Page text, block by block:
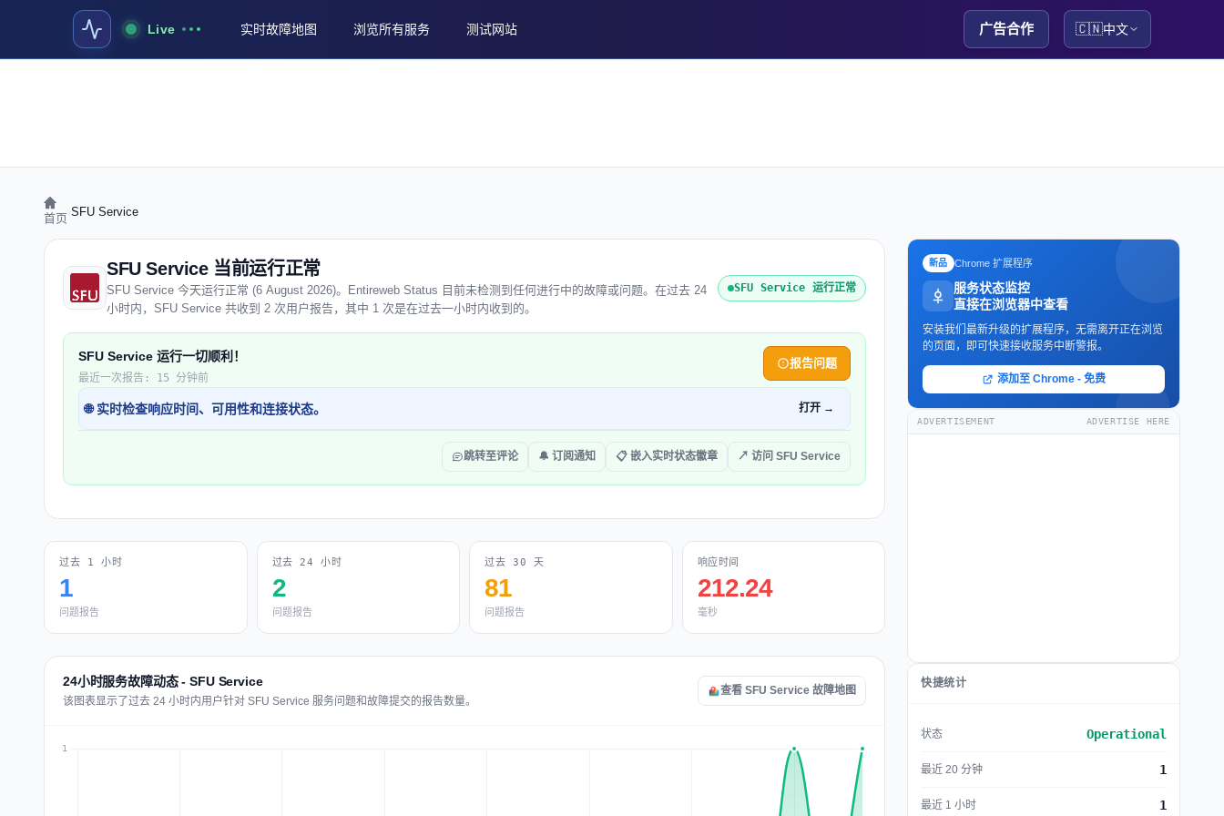
Live 实时故障地图 浏览所有服务 测试网站 广告合作 🇨🇳中文
首页 SFU Service
SFU Service 当前运行正常
SFU Service 今天运行正常 (6 August 2026)。Entireweb Status 目前未检测到任何进行中的故障或问题。在过去 24
小时内，SFU Service 共收到 2 次用户报告，其中 1 次是在过去一小时内收到的。
SFU Service 运行正常
SFU Service 运行一切顺利！
最近一次报告: 15 分钟前
报告问题
🌐 实时检查响应时间、可用性和连接状态。 打开 →
跳转至评论 🔔 订阅通知 📋 嵌入实时状态徽章 ↗ 访问 SFU Service
过去 1 小时
1
问题报告
过去 24 小时
2
问题报告
过去 30 天
81
问题报告
响应时间
212.24
毫秒
24小时服务故障动态 - SFU Service
该图表显示了过去 24 小时内用户针对 SFU Service 服务问题和故障提交的报告数量。
查看 SFU Service 故障地图
新品 Chrome 扩展程序
服务状态监控
直接在浏览器中查看
安装我们最新升级的扩展程序，无需离开正在浏览
的页面，即可快速接收服务中断警报。
添加至 Chrome - 免费
ADVERTISEMENT ADVERTISE HERE
快捷统计
状态 Operational
最近 20 分钟 1
最近 1 小时 1